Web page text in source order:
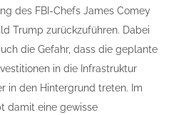
des FBI-Chefs James Comey
Trump zurückzuführen. Dabei
die Gefahr, dass die geplante
in die Infrastruktur
in den Hintergrund treten. Im
damit eine gewisse